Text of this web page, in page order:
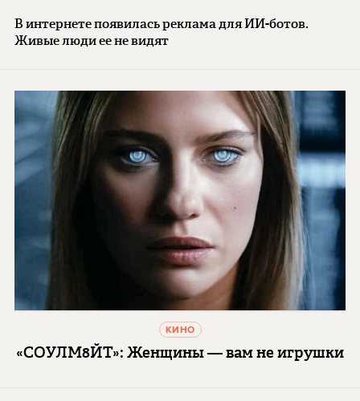
В интернете появилась реклама для ИИ-ботов.
Живые люди ее не видят
КИНО
«СОУЛМ8ЙТ»: Женщины — вам не игрушки